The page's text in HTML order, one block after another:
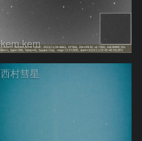
kem.kem
西村彗星